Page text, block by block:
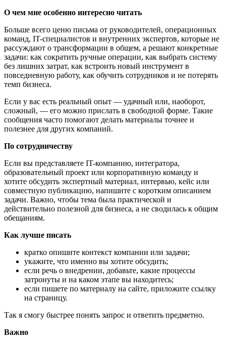
О чем мне особенно интересно читать
Больше всего ценю письма от руководителей, операционных
команд, IT-специалистов и внутренних экспертов, которые не
рассуждают о трансформации в общем, а решают конкретные
задачи: как сократить ручные операции, как выбрать систему
без лишних затрат, как встроить новый инструмент в
повседневную работу, как обучить сотрудников и не потерять
темп бизнеса.
Если у вас есть реальный опыт — удачный или, наоборот,
сложный, — его можно прислать в свободной форме. Такие
сообщения часто помогают делать материалы точнее и
полезнее для других компаний.
По сотрудничеству
Если вы представляете IT-компанию, интегратора,
образовательный проект или корпоративную команду и
хотите обсудить экспертный материал, интервью, кейс или
совместную публикацию, напишите с коротким описанием
задачи. Важно, чтобы тема была практической и
действительно полезной для бизнеса, а не сводилась к общим
обещаниям.
Как лучше писать
кратко опишите контекст компании или задачи;
укажите, что именно вы хотите обсудить;
если речь о внедрении, добавьте, какие процессы
затронуты и на каком этапе вы находитесь;
если пишете по материалу на сайте, приложите ссылку
на страницу.
Так я смогу быстрее понять запрос и ответить предметно.
Важно